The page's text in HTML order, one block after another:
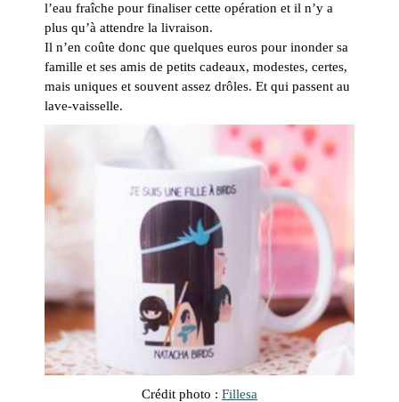
l’eau fraîche pour finaliser cette opération et il n’y a
plus qu’à attendre la livraison.
Il n’en coûte donc que quelques euros pour inonder sa
famille et ses amis de petits cadeaux, modestes, certes,
mais uniques et souvent assez drôles. Et qui passent au
lave-vaisselle.
Crédit photo : Fillesa